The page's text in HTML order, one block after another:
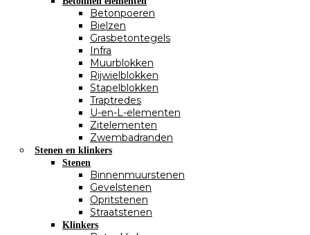
Betonpoeren
Bielzen
Grasbetontegels
Infra
Muurblokken
Rijwielblokken
Stapelblokken
Traptredes
U-en-L-elementen
Zitelementen
Zwembadranden
Stenen en klinkers
Stenen
Binnenmuurstenen
Gevelstenen
Opritstenen
Straatstenen
Klinkers